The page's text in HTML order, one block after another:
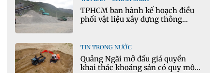
TPHCM ban hành kế hoạch điều
phối vật liệu xây dựng thông
TIN TRONG NƯỚC
Quảng Ngãi mở đấu giá quyền
khai thác khoáng sản có quy mô